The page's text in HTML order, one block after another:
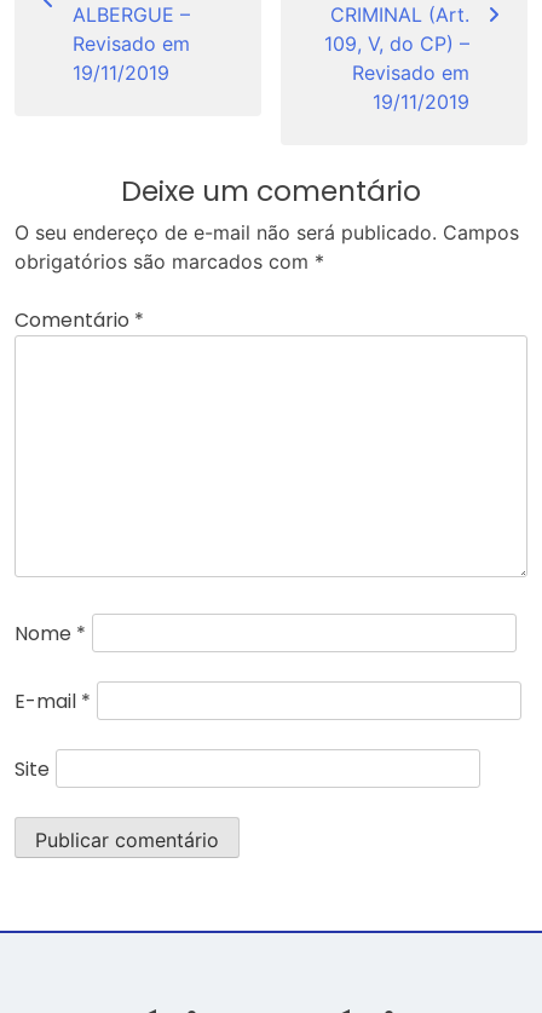
ALBERGUE –
Revisado em
19/11/2019
CRIMINAL (Art.
109, V, do CP) –
Revisado em
19/11/2019
Deixe um comentário
O seu endereço de e-mail não será publicado. Campos
obrigatórios são marcados com *
Comentário *
Nome *
E-mail *
Site